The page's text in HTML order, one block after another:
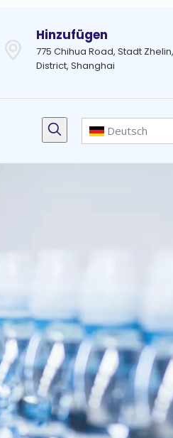
Hinzufügen
775 Chihua Road, Stadt
District, Shanghai
Deutsch